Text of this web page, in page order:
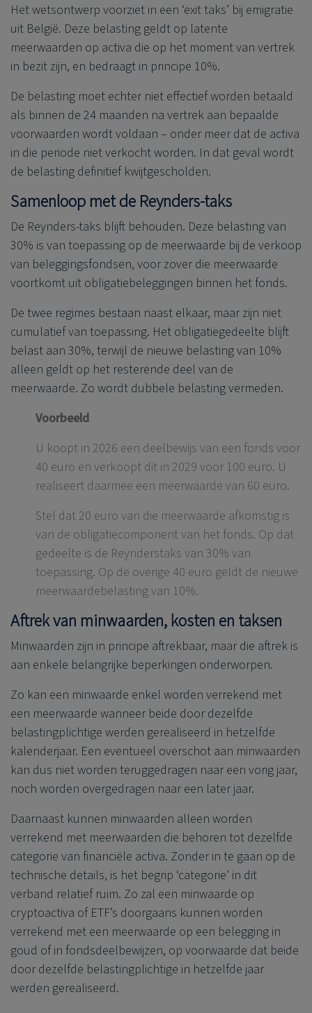
Het wetsontwerp voorziet in een ‘exit taks’ bij emigratie
uit België. Deze belasting geldt op latente
meerwaarden op activa die op het moment van vertrek
in bezit zijn, en bedraagt in principe 10%.
De belasting moet echter niet effectief worden betaald
als binnen de 24 maanden na vertrek aan bepaalde
voorwaarden wordt voldaan – onder meer dat de activa
in die periode niet verkocht worden. In dat geval wordt
de belasting definitief kwijtgescholden.
Samenloop met de Reynders-taks
De Reynders-taks blijft behouden. Deze belasting van
30% is van toepassing op de meerwaarde bij de verkoop
van beleggingsfondsen, voor zover die meerwaarde
voortkomt uit obligatiebeleggingen binnen het fonds.
De twee regimes bestaan naast elkaar, maar zijn niet
cumulatief van toepassing. Het obligatiegedeelte blijft
belast aan 30%, terwijl de nieuwe belasting van 10%
alleen geldt op het resterende deel van de
meerwaarde. Zo wordt dubbele belasting vermeden.
Voorbeeld
U koopt in 2026 een deelbewijs van een fonds voor
40 euro en verkoopt dit in 2029 voor 100 euro. U
realiseert daarmee een meerwaarde van 60 euro.
Stel dat 20 euro van die meerwaarde afkomstig is
van de obligatiecomponent van het fonds. Op dat
gedeelte is de Reynderstaks van 30% van
toepassing. Op de overige 40 euro geldt de nieuwe
meerwaardebelasting van 10%.
Aftrek van minwaarden, kosten en taksen
Minwaarden zijn in principe aftrekbaar, maar die aftrek is
aan enkele belangrijke beperkingen onderworpen.
Zo kan een minwaarde enkel worden verrekend met
een meerwaarde wanneer beide door dezelfde
belastingplichtige werden gerealiseerd in hetzelfde
kalenderjaar. Een eventueel overschot aan minwaarden
kan dus niet worden teruggedragen naar een vorig jaar,
noch worden overgedragen naar een later jaar.
Daarnaast kunnen minwaarden alleen worden
verrekend met meerwaarden die behoren tot dezelfde
categorie van financiële activa. Zonder in te gaan op de
technische details, is het begrip ‘categorie’ in dit
verband relatief ruim. Zo zal een minwaarde op
cryptoactiva of ETF’s doorgaans kunnen worden
verrekend met een meerwaarde op een belegging in
goud of in fondsdeelbewijzen, op voorwaarde dat beide
door dezelfde belastingplichtige in hetzelfde jaar
werden gerealiseerd.